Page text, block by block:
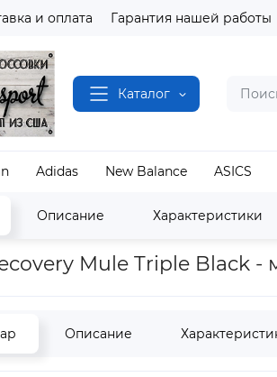
и оплата Гарантия нашей работы
Каталог
Adidas New Balance ASICS
Описание Характеристики
Полный каталог кроссовок Hoka
Mule Triple Black -
Описание